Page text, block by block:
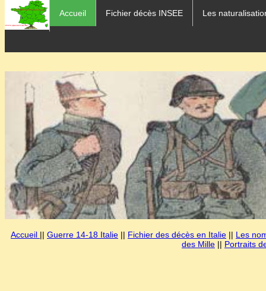
Accueil Fichier décès INSEE Les
Accueil || Guerre 14-18 Italie || Fichier des décès en Italie || Les
des Mille || Portraits